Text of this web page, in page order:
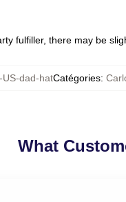
fulfiller, there may be
dad-hatCatégories:
What